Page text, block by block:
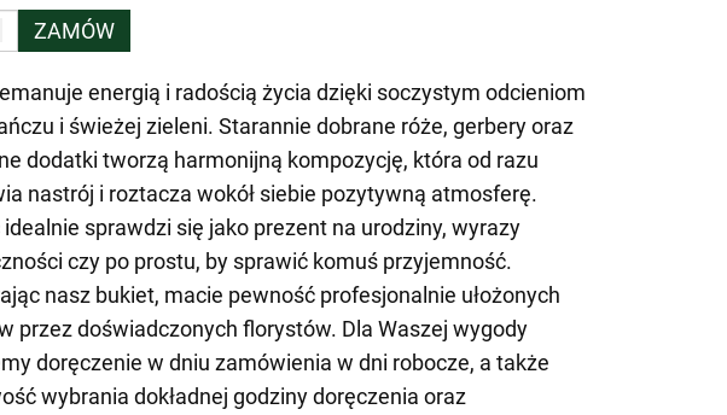
ZAMÓW
energią i radością życia dzięki soczystym odcieniom
i świeżej zieleni. Starannie dobrane róże, gerbery oraz
dodatki tworzą harmonijną kompozycję, która od razu
nastrój i roztacza wokół siebie pozytywną atmosferę.
idealnie sprawdzi się jako prezent na urodziny, wyrazy
czy po prostu, by sprawić komuś przyjemność.
nasz bukiet, macie pewność profesjonalnie ułożonych
przez doświadczonych florystów. Dla Waszej wygody
doręczenie w dniu zamówienia w dni robocze, a także
wybrania dokładnej godziny doręczenia oraz